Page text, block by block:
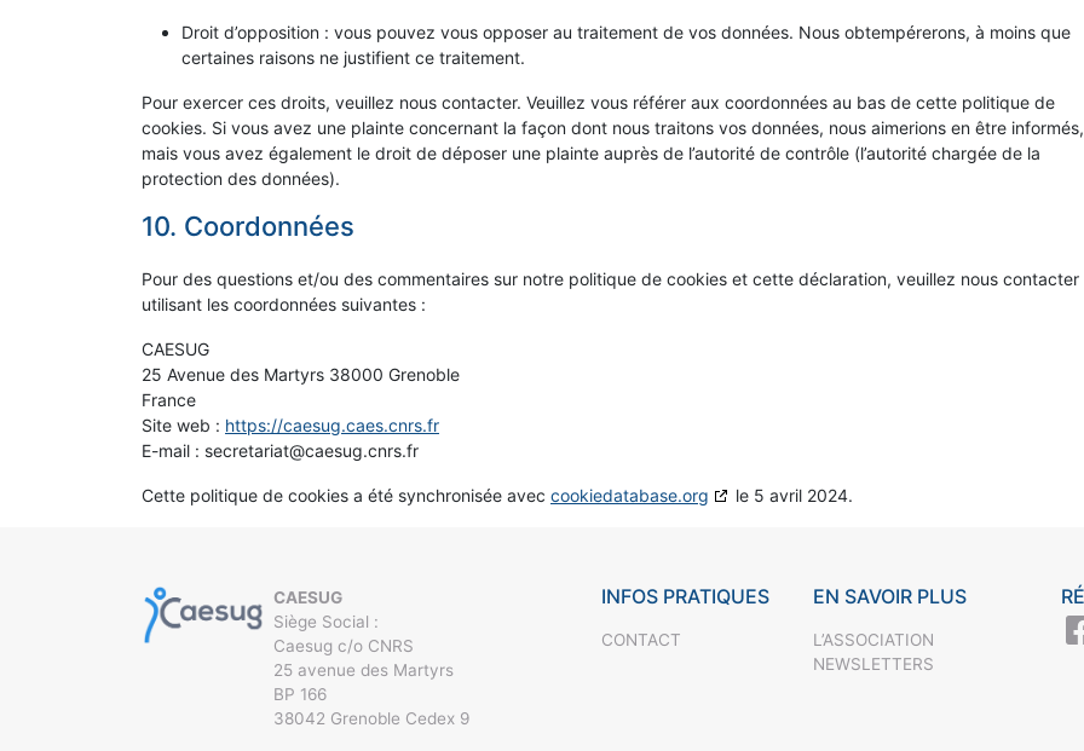
Droit d’opposition : vous pouvez vous opposer au traitement de vos données. Nous obtempérerons, à moins que
certaines raisons ne justifient ce traitement.
Pour exercer ces droits, veuillez nous contacter. Veuillez vous référer aux coordonnées au bas de cette politique de
cookies. Si vous avez une plainte concernant la façon dont nous traitons vos données, nous aimerions en être informés,
mais vous avez également le droit de déposer une plainte auprès de l’autorité de contrôle (l’autorité chargée de la
protection des données).
10. Coordonnées
Pour des questions et/ou des commentaires sur notre politique de cookies et cette déclaration, veuillez nous contacter
utilisant les coordonnées suivantes :
CAESUG
25 Avenue des Martyrs 38000 Grenoble
France
Site web : https://caesug.caes.cnrs.fr
E-mail : secretariat@caesug.cnrs.fr
Cette politique de cookies a été synchronisée avec cookiedatabase.org le 5 avril 2024.
CAESUG
Siège Social :
Caesug c/o CNRS
25 avenue des Martyrs
BP 166
38042 Grenoble Cedex 9
INFOS PRATIQUES
CONTACT
EN SAVOIR PLUS
L’ASSOCIATION
NEWSLETTERS